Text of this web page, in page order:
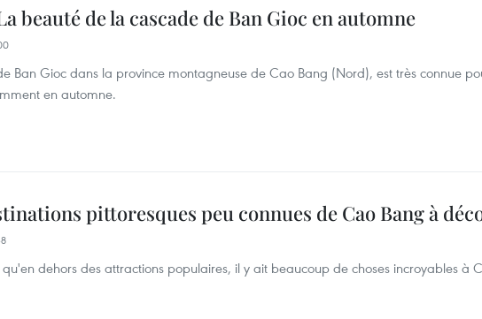
beauté de la cascade de Ban Gioc en automne
Ban Gioc dans la province montagneuse de Cao Bang (Nord), est très connue
en automne.
pittoresques peu connues de Cao Bang à
qu'en dehors des attractions populaires, il y ait beaucoup de choses incroyables à